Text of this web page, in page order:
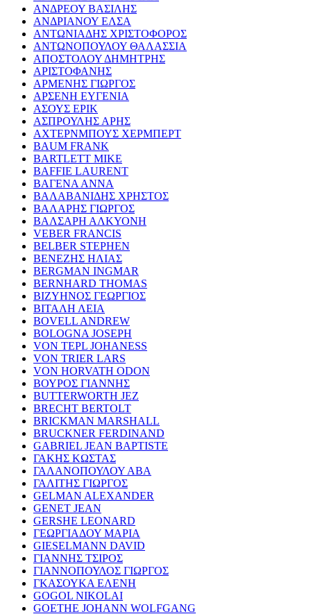
ΑΝΔΡΕΟΥ ΒΑΣΙΛΗΣ
ΑΝΔΡΙΑΝΟΥ ΕΛΣΑ
ΑΝΤΩΝΙΑΔΗΣ ΧΡΙΣΤΟΦΟΡΟΣ
ΑΝΤΩΝΟΠΟΥΛΟΥ ΘΑΛΑΣΣΙΑ
ΑΠΟΣΤΟΛΟΥ ΔΗΜΗΤΡΗΣ
ΑΡΙΣΤΟΦΑΝΗΣ
ΑΡΜΕΝΗΣ ΓΙΩΡΓΟΣ
ΑΡΣΕΝΗ ΕΥΓΕΝΙΑ
ΑΣΟΥΣ ΕΡΙΚ
ΑΣΠΡΟΥΛΗΣ ΑΡΗΣ
ΑΧΤΕΡΝΜΠΟΥΣ ΧΕΡΜΠΕΡΤ
BAUM FRANK
BARTLETT MIKE
BAFFIE LAURENT
ΒΑΓΕΝΑ ΑΝΝΑ
ΒΑΛΑΒΑΝΙΔΗΣ ΧΡΗΣΤΟΣ
ΒΑΛΑΡΗΣ ΓΙΩΡΓΟΣ
ΒΑΛΣΑΡΗ ΑΛΚΥΟΝΗ
VEBER FRANCIS
BELBER STEPHEN
ΒΕΝΕΖΗΣ ΗΛΙΑΣ
BERGMAN INGMAR
BERNHARD THOMAS
ΒΙΖΥΗΝΟΣ ΓΕΩΡΓΙΟΣ
ΒΙΤΑΛΗ ΛΕΙΑ
BOVELL ANDREW
BOLOGNA JOSEPH
VON TEPL JOHANESS
VON TRIER LARS
VON HORVATH ODON
ΒΟΥΡΟΣ ΓΙΑΝΝΗΣ
BUTTERWORTH JEZ
BRECHT BERTOLT
BRICKMAN MARSHALL
BRUCKNER FERDINAND
GABRIEL JEAN BAPTISTE
ΓΑΚΗΣ ΚΩΣΤΑΣ
ΓΑΛΑΝΟΠΟΥΛΟΥ ΑΒΑ
ΓΑΛΙΤΗΣ ΓΙΩΡΓΟΣ
GELMAN ALEXANDER
GENET JEAN
GERSHE LEONARD
ΓΕΩΡΓΙΑΔΟΥ ΜΑΡΙΑ
GIESELMANN DAVID
ΓΙΑΝΝΗΣ ΤΣΙΡΟΣ
ΓΙΑΝΝΟΠΟΥΛΟΣ ΓΙΩΡΓΟΣ
ΓΚΑΣΟΥΚΑ ΕΛΕΝΗ
GOGOL NIKOLAI
GOETHE JOHANN WOLFGANG